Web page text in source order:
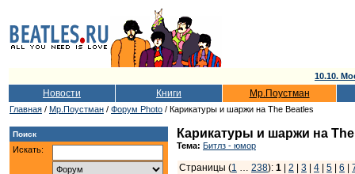
10.10.
Новости Книги Мр.Поустман
Главная / Мр.Поустман / Форум Photo / Карикатуры и шаржи на The Beatles
Поиск
Искать:
Карикатуры и шаржи на
Тема: Битлз - юмор
Страницы (1 … 238): 1 2 3 4 5 6